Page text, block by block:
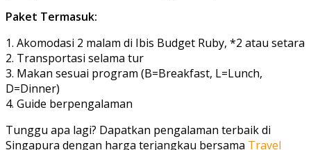
Paket Termasuk:
1. Akomodasi 2 malam di Ibis Budget Ruby, *2 atau setara
2. Transportasi selama tur
3. Makan sesuai program (B=Breakfast, L=Lunch,
D=Dinner)
4. Guide berpengalaman
Tunggu apa lagi? Dapatkan pengalaman terbaik di
Singapura dengan harga terjangkau bersama Travel